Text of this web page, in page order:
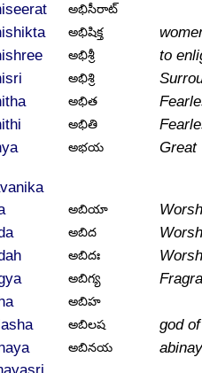
అభిసీరాట్
అభిషిక్త
అభిశ్రీ
to
అభిశ్రి
అభిత
అభితి
అభయ
Great
అబియా
అబిద
అబిదః
అబిగ్య
అబిహ
అబిలష
god
అబినయ